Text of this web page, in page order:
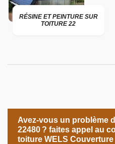
RÉSINE ET PEINTURE SUR
TOITURE 22
Avez-vous un problème
22480 ? faites appel au
toiture WELS Couverture